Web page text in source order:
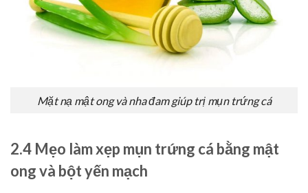
Mặt nạ mật ong và nha đam giúp trị mụn trứng cá
2.4 Mẹo làm xẹp mụn trứng cá bằng mật
ong và bột yến mạch